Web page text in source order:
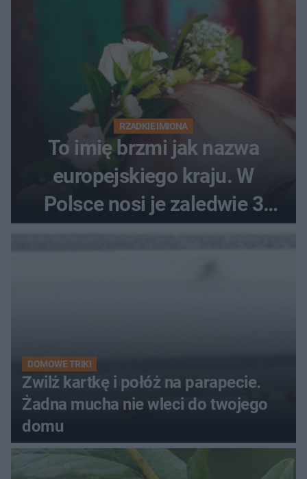
RZADKIE IMIONA
To imię brzmi jak nazwa
europejskiego kraju. W
Polsce nosi je zaledwie 3
DOMOWE TRIKI
Zwilż kartkę i połóż na parapecie.
Żadna mucha nie wleci do twojego
domu